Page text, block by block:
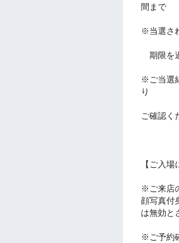
間
※当選さ
期限を
※ご当選
り
ご確認く
【ご入
※ご来店
顔写真付
は無効と
※ご予約